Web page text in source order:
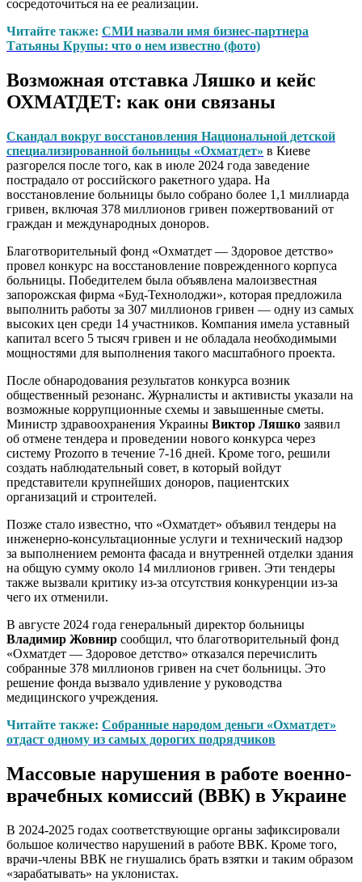
сосредоточиться на ее реализации.
Читайте также: СМИ назвали имя бизнес-партнера
Татьяны Крупы: что о нем известно (фото)
Возможная отставка Ляшко и кейс
ОХМАТДЕТ: как они связаны
Скандал вокруг восстановления Национальной детской
специализированной больницы «Охматдет» в Киеве
разгорелся после того, как в июле 2024 года заведение
пострадало от российского ракетного удара. На
восстановление больницы было собрано более 1,1 миллиарда
гривен, включая 378 миллионов гривен пожертвований от
граждан и международных доноров.
Благотворительный фонд «Охматдет — Здоровое детство»
провел конкурс на восстановление поврежденного корпуса
больницы. Победителем была объявлена малоизвестная
запорожская фирма «Буд-Технолоджи», которая предложила
выполнить работы за 307 миллионов гривен — одну из самых
высоких цен среди 14 участников. Компания имела уставный
капитал всего 5 тысяч гривен и не обладала необходимыми
мощностями для выполнения такого масштабного проекта.
После обнародования результатов конкурса возник
общественный резонанс. Журналисты и активисты указали на
возможные коррупционные схемы и завышенные сметы.
Министр здравоохранения Украины Виктор Ляшко заявил
об отмене тендера и проведении нового конкурса через
систему Prozorro в течение 7-16 дней. Кроме того, решили
создать наблюдательный совет, в который войдут
представители крупнейших доноров, пациентских
организаций и строителей.
Позже стало известно, что «Охматдет» объявил тендеры на
инженерно-консультационные услуги и технический надзор
за выполнением ремонта фасада и внутренней отделки здания
на общую сумму около 14 миллионов гривен. Эти тендеры
также вызвали критику из-за отсутствия конкуренции из-за
чего их отменили.
В августе 2024 года генеральный директор больницы
Владимир Жовнир сообщил, что благотворительный фонд
«Охматдет — Здоровое детство» отказался перечислить
собранные 378 миллионов гривен на счет больницы. Это
решение фонда вызвало удивление у руководства
медицинского учреждения.
Читайте также: Собранные народом деньги «Охматдет»
отдаст одному из самых дорогих подрядчиков
Массовые нарушения в работе военно-
врачебных комиссий (ВВК) в Украине
В 2024-2025 годах соответствующие органы зафиксировали
большое количество нарушений в работе ВВК. Кроме того,
врачи-члены ВВК не гнушались брать взятки и таким образом
«зарабатывать» на уклонистах.